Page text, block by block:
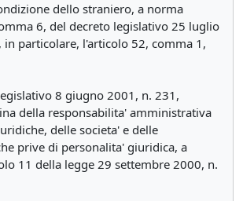
dello straniero, a norma
6, del decreto legislativo 25 luglio
in particolare, l'articolo 52, comma 1,
8 giugno 2001, n. 231,
della responsabilita' amministrativa
delle societa' e delle
prive di personalita' giuridica, a
11 della legge 29 settembre 2000, n.